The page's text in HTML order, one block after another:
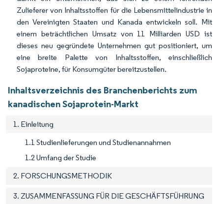
Zulieferer von Inhaltsstoffen für die Lebensmittelindustrie in
den Vereinigten Staaten und Kanada entwickeln soll. Mit
einem beträchtlichen Umsatz von 11 Milliarden USD ist
dieses neu gegründete Unternehmen gut positioniert, um
eine breite Palette von Inhaltsstoffen, einschließlich
Sojaproteine, für Konsumgüter bereitzustellen.
Inhaltsverzeichnis des Branchenberichts zum
kanadischen Sojaprotein-Markt
1. Einleitung
1.1 Studienlieferungen und Studienannahmen
1.2 Umfang der Studie
2. FORSCHUNGSMETHODIK
3. ZUSAMMENFASSUNG FÜR DIE GESCHÄFTSFÜHRUNG